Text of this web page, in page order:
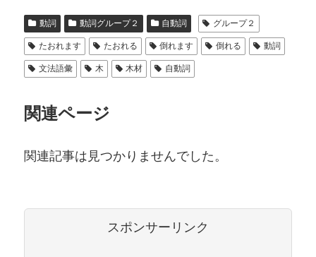
動詞 動詞グループ２ 自動詞 グループ２
たおれます たおれる 倒れます 倒れる 動詞
文法語彙 木 木材 自動詞
関連ページ
関連記事は見つかりませんでした。
スポンサーリンク